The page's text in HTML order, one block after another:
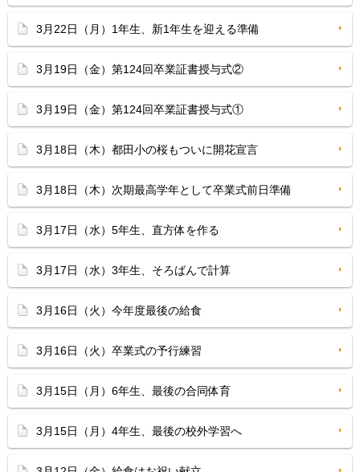
3月22日（月）1年生、新1年生を迎える準備
3月19日（金）第124回卒業証書授与式②
3月19日（金）第124回卒業証書授与式①
3月18日（木）都田小の桜もついに開花宣言
3月18日（木）次期最高学年として卒業式前日準備
3月17日（水）5年生、直方体を作る
3月17日（水）3年生、そろばんで計算
3月16日（火）今年度最後の給食
3月16日（火）卒業式の予行練習
3月15日（月）6年生、最後の合同体育
3月15日（月）4年生、最後の校外学習へ